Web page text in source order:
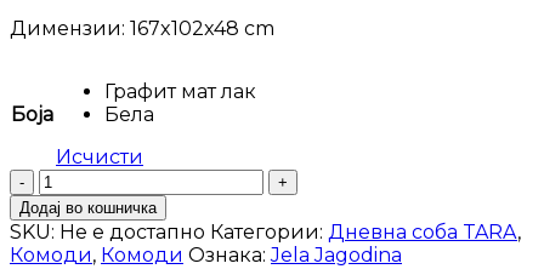
Димензии: 167x102x48 cm
Боја
Графит мат лак
Бела
Исчисти
Комода
Tara-
K3K1F
количина
Додај во кошничка
SKU: Не е достапно Категории: Дневна соба TARA,
Комоди, Комоди Ознака:Jela Jagodina